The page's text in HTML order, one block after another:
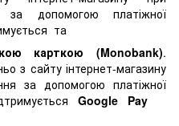
за допомогою платіжної
та
карткою (Monobank).
з сайту інтернет-магазину
за допомогою платіжної
Google Pay